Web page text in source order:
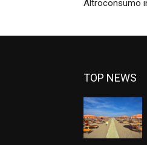
Altroconsumo
TOP NEWS